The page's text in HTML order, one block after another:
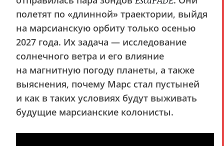
полетят по «длинной» траектории, выйдя
на марсианскую орбиту только осенью
2027 года. Их задача — исследование
солнечного ветра и его влияние
на магнитную погоду планеты, а также
выяснения, почему Марс стал пустыней
и как в таких условиях будут выживать
будущие марсианские колонисты.